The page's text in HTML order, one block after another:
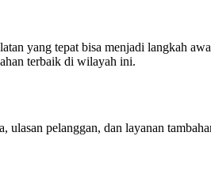
yang tepat bisa menjadi langkah
terbaik di wilayah ini.
ulasan pelanggan, dan layanan